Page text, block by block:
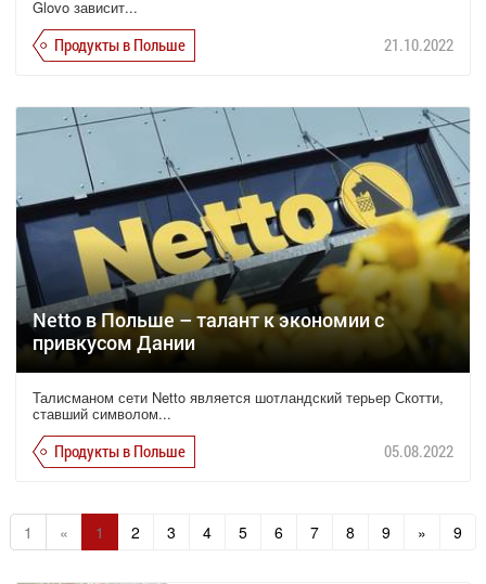
Glovo зависит...
Продукты в Польше 21.10.2022
Netto в Польше – талант к экономии с
привкусом Дании
Талисманом сети Netto является шотландский терьер Скотти,
ставший символом...
Продукты в Польше 05.08.2022
1 « 1 2 3 4 5 6 7 8 9 » 9